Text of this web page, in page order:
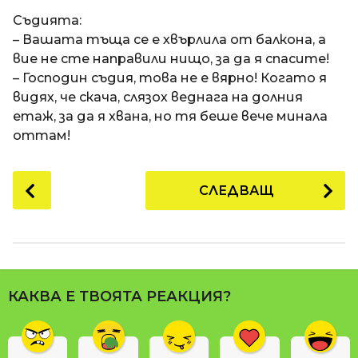
п
р
е
д
и
1
8
о
и
п
е
t
Съдията:
– Вашата тъща се е хвърлила от балкона, а
вие не сте направили нищо, за да я спасите!
– Господин съдия, това не е вярно! Когато я
видях, че скача, слязох веднага на долния
етаж, за да я хвана, но тя беше вече минала
оттам!
o
P
a
g
n
СЛЕДВАЩ
КАКВА Е ТВОЯТА РЕАКЦИЯ?